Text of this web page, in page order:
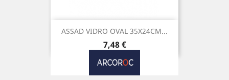
ASSAD VIDRO OVAL 35X24CM...
Preço
7,48 €